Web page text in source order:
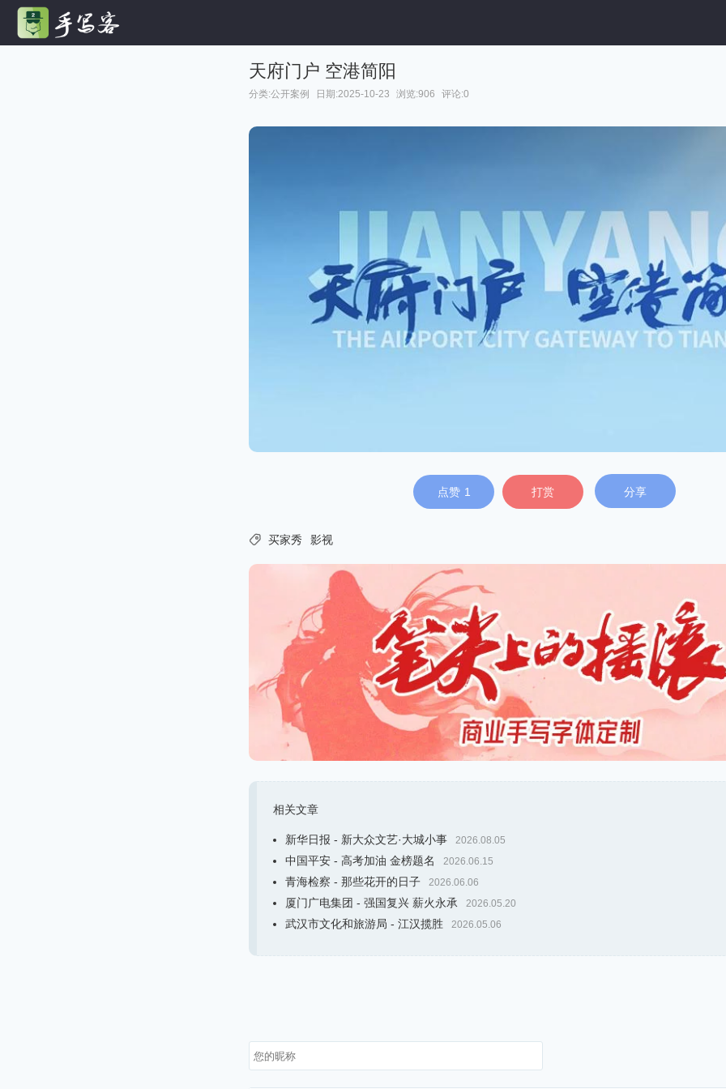
天府门户 空港简阳
分类:公开案例 日期:2025-10-23 浏览:906 评论:0
点赞 1 打赏 分享
 买家秀 影视
相关文章
新华日报 - 新大众文艺·大城小事 2026.08.05
中国平安 - 高考加油 金榜题名 2026.06.15
青海检察 - 那些花开的日子 2026.06.06
厦门广电集团 - 强国复兴 薪火永承 2026.05.20
武汉市文化和旅游局 - 江汉揽胜 2026.05.06